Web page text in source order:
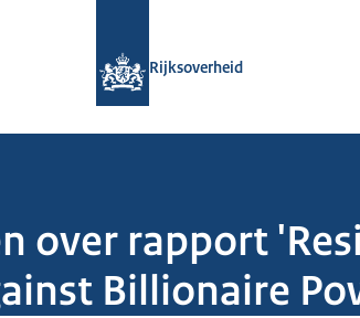
Rijksoverheid
over rapport
Billionaire